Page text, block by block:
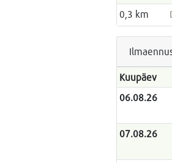
0,3 km
Kuupäev
06.08.26
07.08.26